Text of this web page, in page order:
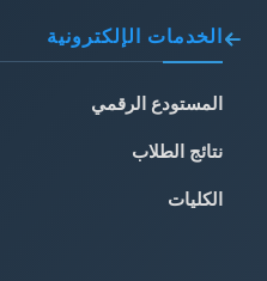
الخدمات الإلكترونية
المستودع الرقمي
نتائج الطلاب
الكليات